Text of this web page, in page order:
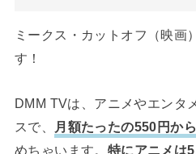
ミークス・カットオフ（映画
す！
DMM TVは、アニメやエンタ
スで、
月額たったの550円か
めちゃいます。 特にアニメは